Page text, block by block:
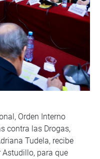
Orden Interno
contra las Drogas,
Tudela, recibe
Astudillo, para que